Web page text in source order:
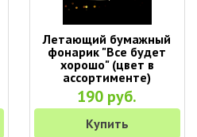
Летающий бумажный
фонарик "Все будет
хорошо" (цвет в
ассортименте)
190 руб.
Купить